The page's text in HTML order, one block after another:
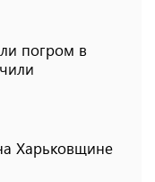
погром в
Харьковщине